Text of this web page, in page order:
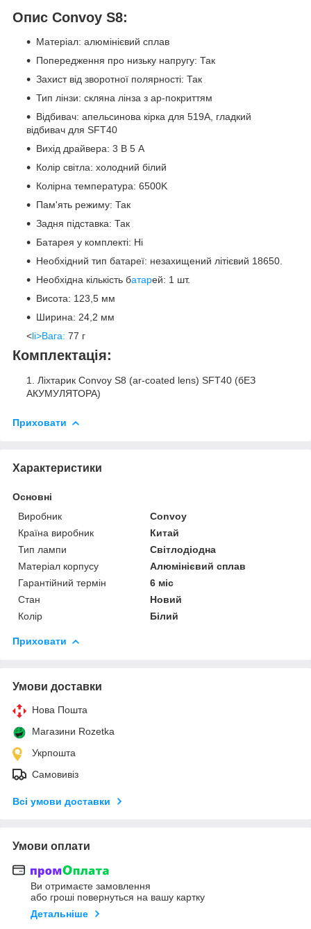
Опис Convoy S8:
Матеріал: алюмінієвий сплав
Попередження про низьку напругу: Так
Захист від зворотної полярності: Так
Тип лінзи: скляна лінза з ар-покриттям
Відбивач: апельсинова кірка для 519А, гладкий
відбивач для SFT40
Вихід драйвера: 3 В 5 А
Колір світла: холодний білий
Колірна температура: 6500K
Пам'ять режиму: Так
Задня підставка: Так
Батарея у комплекті: Ні
Необхідний тип батареї: незахищений літієвий 18650.
Необхідна кількість батарей: 1 шт.
Висота: 123,5 мм
Ширина: 24,2 мм
<li>Вага: 77 г
Комплектація:
Ліхтарик Convoy S8 (ar-coated lens) SFT40 (бЕЗ
АКУМУЛЯТОРА)
Приховати
Характеристики
Основні
Виробник
Convoy
Країна виробник
Китай
Тип лампи
Світлодіодна
Матеріал корпусу
Алюмінієвий сплав
Гарантійний термін
6 міс
Стан
Новий
Колір
Білий
Приховати
Умови доставки
Нова Пошта
Магазини Rozetka
Укрпошта
Самовивіз
Всі умови доставки
Умови оплати
Ви отримаєте замовлення
або гроші повернуться на вашу картку
Детальніше